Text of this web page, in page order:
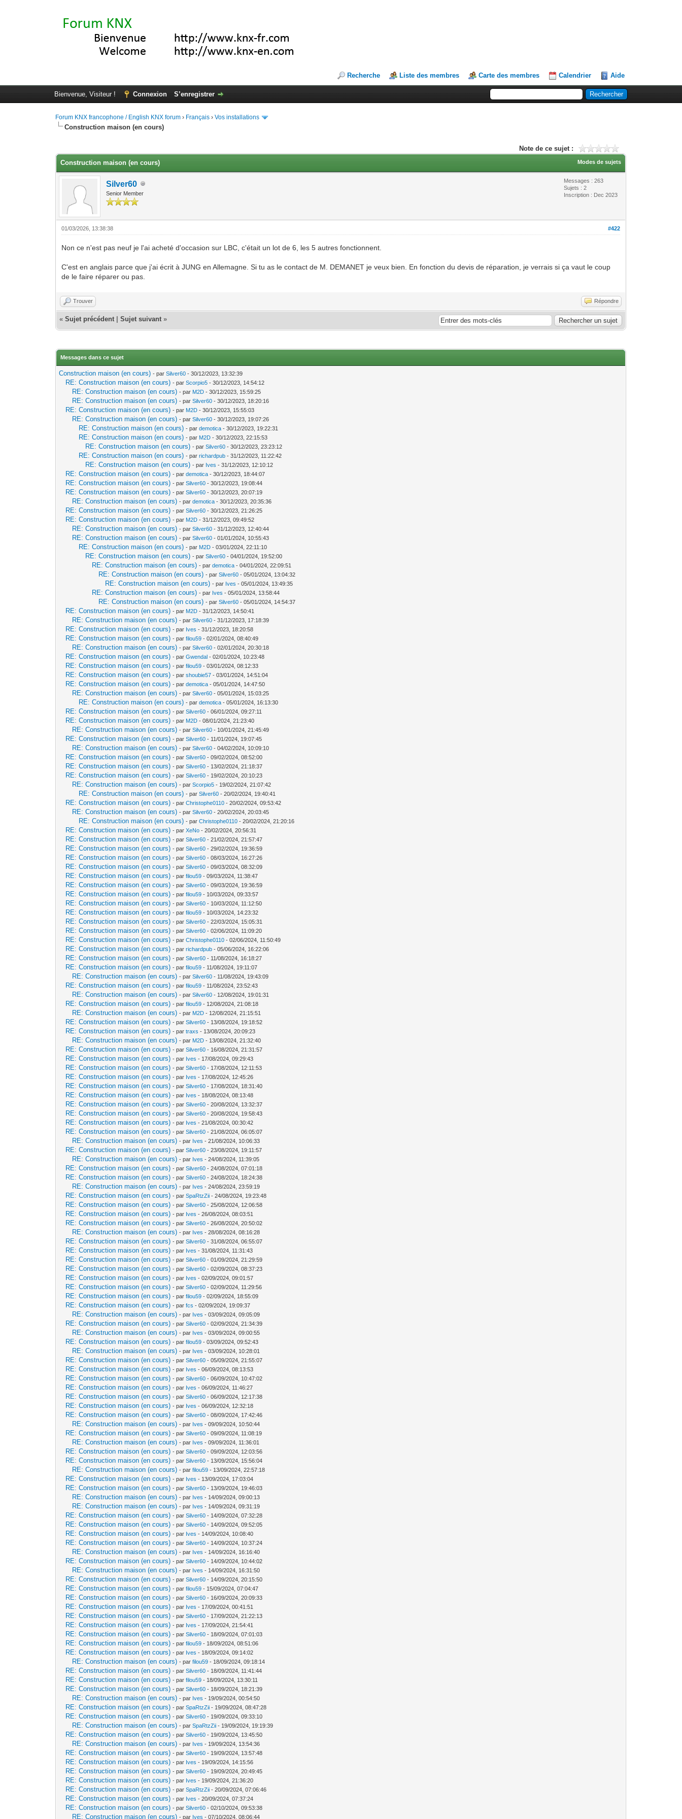
Recherche Liste des membres Carte des membres Calendrier Aide
Bienvenue, Visiteur ! Connexion S’enregistrer
Forum KNX francophone / English KNX forum › Français ›Vos installations
Construction maison (en cours)
Note de ce sujet :
Modes de sujets
Construction maison (en cours)
Silver60
Senior Member
Messages : 263
Sujets : 2
Inscription : Dec 2023
#422
01/03/2026, 13:38:38
Non ce n'est pas neuf je l'ai acheté d'occasion sur LBC, c'était un lot de 6, les 5 autres fonctionnent.
C'est en anglais parce que j'ai écrit à JUNG en Allemagne. Si tu as le contact de M. DEMANET je veux bien. En fonction du devis de réparation, je verrais si ça vaut le coup
de le faire réparer ou pas.
Trouver Répondre
«Sujet précédent |Sujet suivant »
Messages dans ce sujet
Construction maison (en cours) - parSilver60 - 30/12/2023, 13:32:39
RE: Construction maison (en cours) - parScorpio5 - 30/12/2023, 14:54:12
RE: Construction maison (en cours) - par M2D - 30/12/2023, 15:59:25
RE: Construction maison (en cours) - parSilver60 - 30/12/2023, 18:20:16
RE: Construction maison (en cours) - par M2D - 30/12/2023, 15:55:03
RE: Construction maison (en cours) - parSilver60 - 30/12/2023, 19:07:26
RE: Construction maison (en cours) - pardemotica - 30/12/2023, 19:22:31
RE: Construction maison (en cours) - par M2D - 30/12/2023, 22:15:53
RE: Construction maison (en cours) - parSilver60 - 30/12/2023, 23:23:12
RE: Construction maison (en cours) - parrichardpub - 31/12/2023, 11:22:42
RE: Construction maison (en cours) - par Ives - 31/12/2023, 12:10:12
RE: Construction maison (en cours) - pardemotica - 30/12/2023, 18:44:07
RE: Construction maison (en cours) - parSilver60 - 30/12/2023, 19:08:44
RE: Construction maison (en cours) - parSilver60 - 30/12/2023, 20:07:19
RE: Construction maison (en cours) - pardemotica - 30/12/2023, 20:35:36
RE: Construction maison (en cours) - parSilver60 - 30/12/2023, 21:26:25
RE: Construction maison (en cours) - par M2D - 31/12/2023, 09:49:52
RE: Construction maison (en cours) - parSilver60 - 31/12/2023, 12:40:44
RE: Construction maison (en cours) - parSilver60 - 01/01/2024, 10:55:43
RE: Construction maison (en cours) - par M2D - 03/01/2024, 22:11:10
RE: Construction maison (en cours) - parSilver60 - 04/01/2024, 19:52:00
RE: Construction maison (en cours) - pardemotica - 04/01/2024, 22:09:51
RE: Construction maison (en cours) - parSilver60 - 05/01/2024, 13:04:32
RE: Construction maison (en cours) - par Ives - 05/01/2024, 13:49:35
RE: Construction maison (en cours) - par Ives - 05/01/2024, 13:58:44
RE: Construction maison (en cours) - parSilver60 - 05/01/2024, 14:54:37
RE: Construction maison (en cours) - par M2D - 31/12/2023, 14:50:41
RE: Construction maison (en cours) - parSilver60 - 31/12/2023, 17:18:39
RE: Construction maison (en cours) - par Ives - 31/12/2023, 18:20:58
RE: Construction maison (en cours) - parfilou59 - 02/01/2024, 08:40:49
RE: Construction maison (en cours) - parSilver60 - 02/01/2024, 20:30:18
RE: Construction maison (en cours) - parGwendal - 02/01/2024, 10:23:48
RE: Construction maison (en cours) - parfilou59 - 03/01/2024, 08:12:33
RE: Construction maison (en cours) - parshoubie57 - 03/01/2024, 14:51:04
RE: Construction maison (en cours) - pardemotica - 05/01/2024, 14:47:50
RE: Construction maison (en cours) - parSilver60 - 05/01/2024, 15:03:25
RE: Construction maison (en cours) - pardemotica - 05/01/2024, 16:13:30
RE: Construction maison (en cours) - parSilver60 - 06/01/2024, 09:27:11
RE: Construction maison (en cours) - par M2D - 08/01/2024, 21:23:40
RE: Construction maison (en cours) - parSilver60 - 10/01/2024, 21:45:49
RE: Construction maison (en cours) - parSilver60 - 11/01/2024, 19:07:45
RE: Construction maison (en cours) - parSilver60 - 04/02/2024, 10:09:10
RE: Construction maison (en cours) - parSilver60 - 09/02/2024, 08:52:00
RE: Construction maison (en cours) - parSilver60 - 13/02/2024, 21:18:37
RE: Construction maison (en cours) - parSilver60 - 19/02/2024, 20:10:23
RE: Construction maison (en cours) - parScorpio5 - 19/02/2024, 21:07:42
RE: Construction maison (en cours) - parSilver60 - 20/02/2024, 19:40:41
RE: Construction maison (en cours) - parChristophe0110 - 20/02/2024, 09:53:42
RE: Construction maison (en cours) - parSilver60 - 20/02/2024, 20:03:45
RE: Construction maison (en cours) - parChristophe0110 - 20/02/2024, 21:20:16
RE: Construction maison (en cours) - parXeNo - 20/02/2024, 20:56:31
RE: Construction maison (en cours) - parSilver60 - 21/02/2024, 21:57:47
RE: Construction maison (en cours) - parSilver60 - 29/02/2024, 19:36:59
RE: Construction maison (en cours) - parSilver60 - 08/03/2024, 16:27:26
RE: Construction maison (en cours) - parSilver60 - 09/03/2024, 08:32:09
RE: Construction maison (en cours) - parfilou59 - 09/03/2024, 11:38:47
RE: Construction maison (en cours) - parSilver60 - 09/03/2024, 19:36:59
RE: Construction maison (en cours) - parfilou59 - 10/03/2024, 09:33:57
RE: Construction maison (en cours) - parSilver60 - 10/03/2024, 11:12:50
RE: Construction maison (en cours) - parfilou59 - 10/03/2024, 14:23:32
RE: Construction maison (en cours) - parSilver60 - 22/03/2024, 15:05:31
RE: Construction maison (en cours) - parSilver60 - 02/06/2024, 11:09:20
RE: Construction maison (en cours) - parChristophe0110 - 02/06/2024, 11:50:49
RE: Construction maison (en cours) - parrichardpub - 05/06/2024, 16:22:06
RE: Construction maison (en cours) - parSilver60 - 11/08/2024, 16:18:27
RE: Construction maison (en cours) - parfilou59 - 11/08/2024, 19:11:07
RE: Construction maison (en cours) - parSilver60 - 11/08/2024, 19:43:09
RE: Construction maison (en cours) - parfilou59 - 11/08/2024, 23:52:43
RE: Construction maison (en cours) - parSilver60 - 12/08/2024, 19:01:31
RE: Construction maison (en cours) - parfilou59 - 12/08/2024, 21:08:18
RE: Construction maison (en cours) - par M2D - 12/08/2024, 21:15:51
RE: Construction maison (en cours) - parSilver60 - 13/08/2024, 19:18:52
RE: Construction maison (en cours) - partraxs - 13/08/2024, 20:09:23
RE: Construction maison (en cours) - par M2D - 13/08/2024, 21:32:40
RE: Construction maison (en cours) - parSilver60 - 16/08/2024, 21:31:57
RE: Construction maison (en cours) - par Ives - 17/08/2024, 09:29:43
RE: Construction maison (en cours) - parSilver60 - 17/08/2024, 12:11:53
RE: Construction maison (en cours) - par Ives - 17/08/2024, 12:45:26
RE: Construction maison (en cours) - parSilver60 - 17/08/2024, 18:31:40
RE: Construction maison (en cours) - par Ives - 18/08/2024, 08:13:48
RE: Construction maison (en cours) - parSilver60 - 20/08/2024, 13:32:37
RE: Construction maison (en cours) - parSilver60 - 20/08/2024, 19:58:43
RE: Construction maison (en cours) - par Ives - 21/08/2024, 00:30:42
RE: Construction maison (en cours) - parSilver60 - 21/08/2024, 06:05:07
RE: Construction maison (en cours) - par Ives - 21/08/2024, 10:06:33
RE: Construction maison (en cours) - parSilver60 - 23/08/2024, 19:11:57
RE: Construction maison (en cours) - par Ives - 24/08/2024, 11:39:05
RE: Construction maison (en cours) - parSilver60 - 24/08/2024, 07:01:18
RE: Construction maison (en cours) - parSilver60 - 24/08/2024, 18:24:38
RE: Construction maison (en cours) - par Ives - 24/08/2024, 23:59:19
RE: Construction maison (en cours) - parSpaRtzZii - 24/08/2024, 19:23:48
RE: Construction maison (en cours) - parSilver60 - 25/08/2024, 12:06:58
RE: Construction maison (en cours) - par Ives - 26/08/2024, 08:03:51
RE: Construction maison (en cours) - parSilver60 - 26/08/2024, 20:50:02
RE: Construction maison (en cours) - par Ives - 28/08/2024, 08:16:28
RE: Construction maison (en cours) - parSilver60 - 31/08/2024, 06:55:07
RE: Construction maison (en cours) - par Ives - 31/08/2024, 11:31:43
RE: Construction maison (en cours) - parSilver60 - 01/09/2024, 21:29:59
RE: Construction maison (en cours) - parSilver60 - 02/09/2024, 08:37:23
RE: Construction maison (en cours) - par Ives - 02/09/2024, 09:01:57
RE: Construction maison (en cours) - parSilver60 - 02/09/2024, 11:29:56
RE: Construction maison (en cours) - parfilou59 - 02/09/2024, 18:55:09
RE: Construction maison (en cours) - parfcs - 02/09/2024, 19:09:37
RE: Construction maison (en cours) - par Ives - 03/09/2024, 09:05:09
RE: Construction maison (en cours) - parSilver60 - 02/09/2024, 21:34:39
RE: Construction maison (en cours) - par Ives - 03/09/2024, 09:00:55
RE: Construction maison (en cours) - parfilou59 - 03/09/2024, 09:52:43
RE: Construction maison (en cours) - par Ives - 03/09/2024, 10:28:01
RE: Construction maison (en cours) - parSilver60 - 05/09/2024, 21:55:07
RE: Construction maison (en cours) - par Ives - 06/09/2024, 08:13:53
RE: Construction maison (en cours) - parSilver60 - 06/09/2024, 10:47:02
RE: Construction maison (en cours) - par Ives - 06/09/2024, 11:46:27
RE: Construction maison (en cours) - parSilver60 - 06/09/2024, 12:17:38
RE: Construction maison (en cours) - par Ives - 06/09/2024, 12:32:18
RE: Construction maison (en cours) - parSilver60 - 08/09/2024, 17:42:46
RE: Construction maison (en cours) - par Ives - 09/09/2024, 10:50:44
RE: Construction maison (en cours) - parSilver60 - 09/09/2024, 11:08:19
RE: Construction maison (en cours) - par Ives - 09/09/2024, 11:36:01
RE: Construction maison (en cours) - parSilver60 - 09/09/2024, 12:03:56
RE: Construction maison (en cours) - parSilver60 - 13/09/2024, 15:56:04
RE: Construction maison (en cours) - parfilou59 - 13/09/2024, 22:57:18
RE: Construction maison (en cours) - par Ives - 13/09/2024, 17:03:04
RE: Construction maison (en cours) - parSilver60 - 13/09/2024, 19:46:03
RE: Construction maison (en cours) - par Ives - 14/09/2024, 09:00:13
RE: Construction maison (en cours) - par Ives - 14/09/2024, 09:31:19
RE: Construction maison (en cours) - parSilver60 - 14/09/2024, 07:32:28
RE: Construction maison (en cours) - parSilver60 - 14/09/2024, 09:52:05
RE: Construction maison (en cours) - par Ives - 14/09/2024, 10:08:40
RE: Construction maison (en cours) - parSilver60 - 14/09/2024, 10:37:24
RE: Construction maison (en cours) - par Ives - 14/09/2024, 16:16:40
RE: Construction maison (en cours) - parSilver60 - 14/09/2024, 10:44:02
RE: Construction maison (en cours) - par Ives - 14/09/2024, 16:31:50
RE: Construction maison (en cours) - parSilver60 - 14/09/2024, 20:15:50
RE: Construction maison (en cours) - parfilou59 - 15/09/2024, 07:04:47
RE: Construction maison (en cours) - parSilver60 - 16/09/2024, 20:09:33
RE: Construction maison (en cours) - par Ives - 17/09/2024, 00:41:51
RE: Construction maison (en cours) - parSilver60 - 17/09/2024, 21:22:13
RE: Construction maison (en cours) - par Ives - 17/09/2024, 21:54:41
RE: Construction maison (en cours) - parSilver60 - 18/09/2024, 07:01:03
RE: Construction maison (en cours) - parfilou59 - 18/09/2024, 08:51:06
RE: Construction maison (en cours) - par Ives - 18/09/2024, 09:14:02
RE: Construction maison (en cours) - parfilou59 - 18/09/2024, 09:18:14
RE: Construction maison (en cours) - parSilver60 - 18/09/2024, 11:41:44
RE: Construction maison (en cours) - parfilou59 - 18/09/2024, 13:30:11
RE: Construction maison (en cours) - parSilver60 - 18/09/2024, 18:21:39
RE: Construction maison (en cours) - par Ives - 19/09/2024, 00:54:50
RE: Construction maison (en cours) - parSpaRtzZii - 19/09/2024, 08:47:28
RE: Construction maison (en cours) - parSilver60 - 19/09/2024, 09:33:10
RE: Construction maison (en cours) - parSpaRtzZii - 19/09/2024, 19:19:39
RE: Construction maison (en cours) - parSilver60 - 19/09/2024, 13:45:50
RE: Construction maison (en cours) - par Ives - 19/09/2024, 13:54:36
RE: Construction maison (en cours) - parSilver60 - 19/09/2024, 13:57:48
RE: Construction maison (en cours) - par Ives - 19/09/2024, 14:15:56
RE: Construction maison (en cours) - parSilver60 - 19/09/2024, 20:49:45
RE: Construction maison (en cours) - par Ives - 19/09/2024, 21:36:20
RE: Construction maison (en cours) - parSpaRtzZii - 20/09/2024, 07:06:46
RE: Construction maison (en cours) - par Ives - 20/09/2024, 07:37:24
RE: Construction maison (en cours) - parSilver60 - 02/10/2024, 09:53:38
RE: Construction maison (en cours) - par Ives - 07/10/2024, 08:06:44